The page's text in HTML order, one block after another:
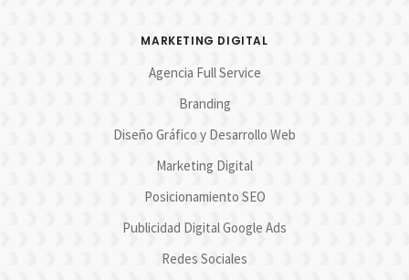
MARKETING DIGITAL
Agencia Full Service
Branding
Diseño Gráfico y Desarrollo Web
Marketing Digital
Posicionamiento SEO
Publicidad Digital Google Ads
Redes Sociales